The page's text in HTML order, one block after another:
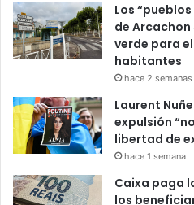
Los
de
verde para
habitantes
hace 2 semanas
Laurent
expulsión
libertad de
hace 1 semana
Caixa paga
los